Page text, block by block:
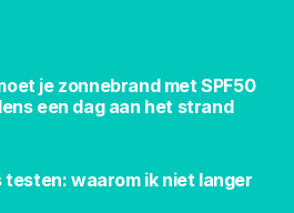
je zonnebrand met SPF50
een dag aan het strand
testen: waarom ik niet langer